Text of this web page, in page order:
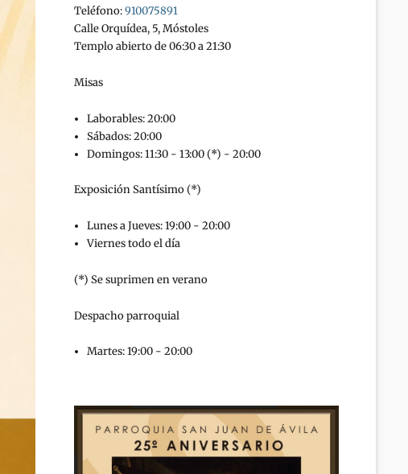
Teléfono:910075891
Calle Orquídea, 5, Móstoles
Templo abierto de 06:30 a 21:30
Misas
Laborables: 20:00
Sábados: 20:00
Domingos: 11:30 - 13:00 (*) - 20:00
Exposición Santísimo (*)
Lunes a Jueves: 19:00 - 20:00
Viernes todo el día
(*) Se suprimen en verano
Despacho parroquial
Martes: 19:00 - 20:00